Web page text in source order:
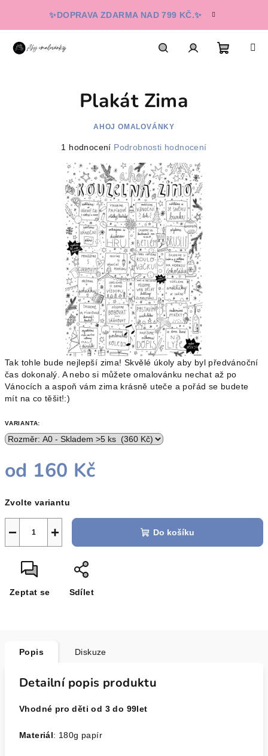
obsah
✨DOPRAVA ZDARMA NAD 799 KČ.✨
Tak tohle bude nejlepší zima! Skvělé úkoly aby byl předvánoční
čas dokonalý. A nebo si můžete omalovánku nechat až po
Vánocích a aspoň vám zima krásně uteče a pořád se budete
mít na co těšit!:)
VARIANTA:
od 160 Kč
cena:
Zvolte variantu
+
− Do košíku
Zeptat se Sdílet
Plakát Zima
AHOJ OMALOVÁNKY
1 hodnocení Podrobnosti hodnocení
Popis Diskuze
Detailní popis produktu
Vhodné pro děti od 3 do 99let
Materiál: 180g papír